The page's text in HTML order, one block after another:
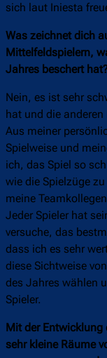
sich laut Iniesta
Was zeichnet dich
Mittelfeldspielern,
Jahres beschert
Nein, es ist sehr
hat und die
Aus meiner
Spielweise und
ich, das Spiel so
wie die Spielzüge
meine
Jeder Spieler hat
versuche, das
dass ich es sehr
diese Sichtweise
des Jahres wählen
Spieler.
Mit der Entwicklung
sehr kleine Räume